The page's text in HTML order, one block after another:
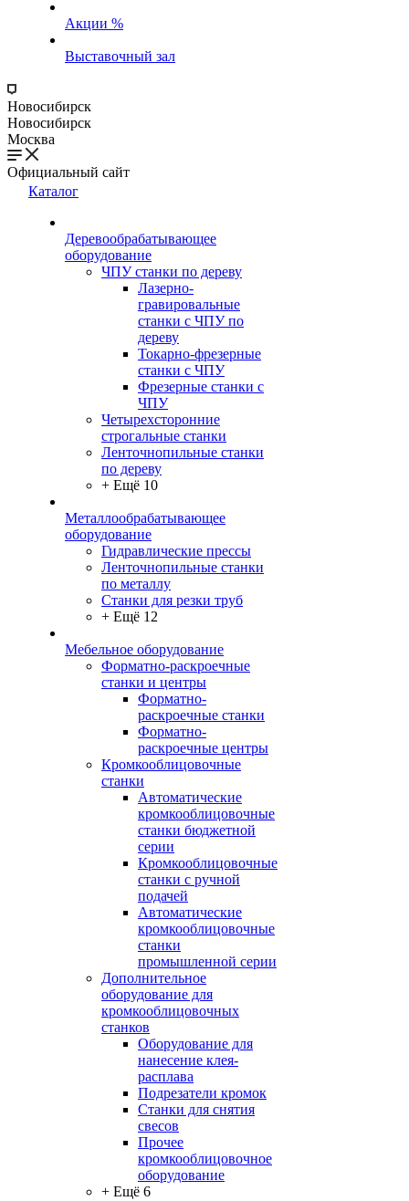
Акции %
Выставочный зал
Новосибирск
Новосибирск
Москва
Официальный сайт
Каталог
Деревообрабатывающее
оборудование
ЧПУ станки по дереву
Лазерно-
гравировальные
станки с ЧПУ по
дереву
Токарно-фрезерные
станки с ЧПУ
Фрезерные станки с
ЧПУ
Четырехсторонние
строгальные станки
Ленточнопильные станки
по дереву
+ Ещё 10
Металлообрабатывающее
оборудование
Гидравлические прессы
Ленточнопильные станки
по металлу
Станки для резки труб
+ Ещё 12
Мебельное оборудование
Форматно-раскроечные
станки и центры
Форматно-
раскроечные станки
Форматно-
раскроечные центры
Кромкооблицовочные
станки
Автоматические
кромкооблицовочные
станки бюджетной
серии
Кромкооблицовочные
станки с ручной
подачей
Автоматические
кромкооблицовочные
станки
промышленной серии
Дополнительное
оборудование для
кромкооблицовочных
станков
Оборудование для
нанесение клея-
расплава
Подрезатели кромок
Станки для снятия
свесов
Прочее
кромкооблицовочное
оборудование
+ Ещё 6